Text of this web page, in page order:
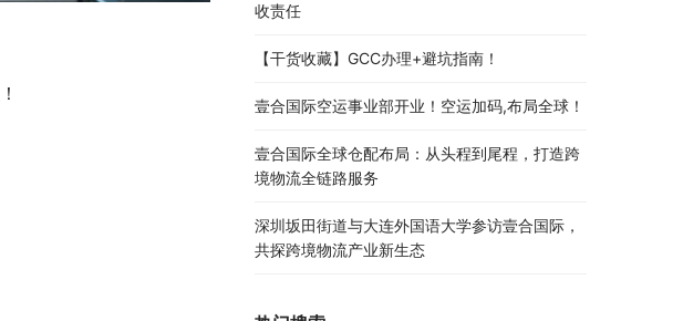
！
收责任
【干货收藏】GCC办理+避坑指南！
壹合国际空运事业部开业！空运加码,布局全球！
壹合国际全球仓配布局：从头程到尾程，打造跨
境物流全链路服务
深圳坂田街道与大连外国语大学参访壹合国际，
共探跨境物流产业新生态